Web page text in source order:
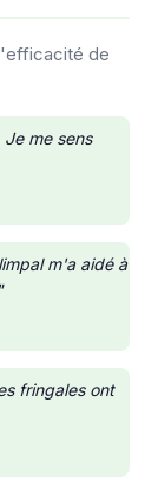
de
me sens
m'a aidé à
fringales ont